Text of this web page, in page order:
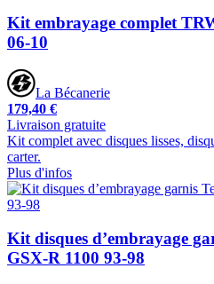
Kit embrayage complet
06-10
La Bécanerie
179,40 €
Livraison gratuite
Kit complet avec disques lisses,
carter.
Plus d'infos
Kit disques d’embrayage
GSX-R 1100 93-98